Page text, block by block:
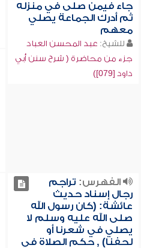
جاء فيمن صلى في منزله
ثم أدرك الجماعة يصلي
معهم
للشيخ: عبد المحسن العباد
جزء من محاضرة ( شرح سنن أبي
داود [079])
الفهرس: تراجم
رجال إسناد حديث
عائشة: (كان رسول الله
صلى الله عليه وسلم لا
يصلي في شعرنا أو
لحفنا) , حكم الصلاة في